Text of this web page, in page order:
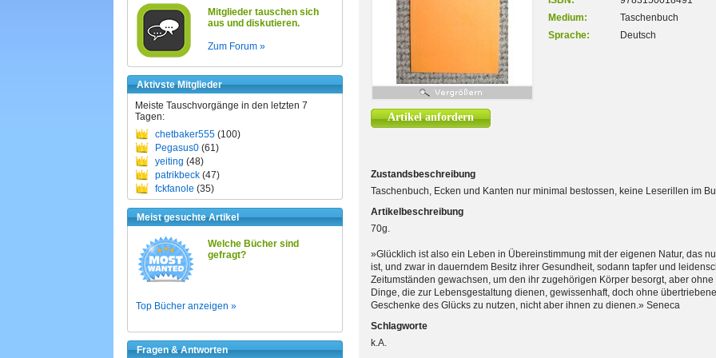
Mitglieder tauschen sich
aus und diskutieren.
Zum Forum »
Aktivste Mitglieder
Meiste Tauschvorgänge in den letzten 7
Tagen:
chetbaker555 (100)
Pegasus0 (61)
yeiting (48)
patrikbeck (47)
fckfanole (35)
Meist gesuchte Artikel
Welche Bücher sind
gefragt?
Top Bücher anzeigen »
Fragen & Antworten
Artikel anfordern
Medium:
Taschenbuch
Sprache:
Deutsch
Zustandsbeschreibung
Taschenbuch, Ecken und Kanten nur minimal bestossen, keine Leserillen im
Artikelbeschreibung
70g.
»Glücklich ist also ein Leben in Übereinstimmung mit der eigenen Natur, das
ist, und zwar in dauerndem Besitz ihrer Gesundheit, sodann tapfer und
Zeitumständen gewachsen, um den ihr zugehörigen Körper besorgt, aber
Dinge, die zur Lebensgestaltung dienen, gewissenhaft, doch ohne
Geschenke des Glücks zu nutzen, nicht aber ihnen zu dienen.» Seneca
Schlagworte
k.A.